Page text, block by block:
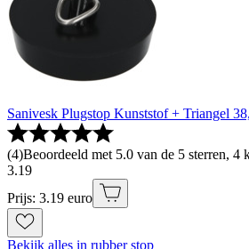
Sanivesk Plugstop Kunststof + Triangel
(4)Beoordeeld met 5.0 van de 5 sterren, 4
3.19
Prijs: 3.19 euro
Bekijk alles in rubber stop